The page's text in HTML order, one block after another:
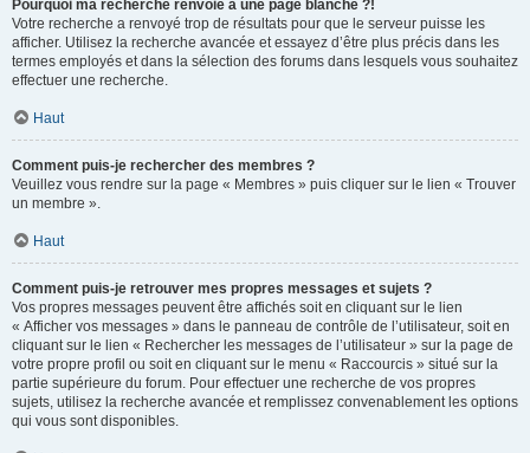
Pourquoi ma recherche renvoie à une page blanche ?!
Votre recherche a renvoyé trop de résultats pour que le serveur puisse les
afficher. Utilisez la recherche avancée et essayez d’être plus précis dans les
termes employés et dans la sélection des forums dans lesquels vous souhaitez
effectuer une recherche.
Haut
Comment puis-je rechercher des membres ?
Veuillez vous rendre sur la page « Membres » puis cliquer sur le lien « Trouver
un membre ».
Haut
Comment puis-je retrouver mes propres messages et sujets ?
Vos propres messages peuvent être affichés soit en cliquant sur le lien
« Afficher vos messages » dans le panneau de contrôle de l’utilisateur, soit en
cliquant sur le lien « Rechercher les messages de l’utilisateur » sur la page de
votre propre profil ou soit en cliquant sur le menu « Raccourcis » situé sur la
partie supérieure du forum. Pour effectuer une recherche de vos propres
sujets, utilisez la recherche avancée et remplissez convenablement les options
qui vous sont disponibles.